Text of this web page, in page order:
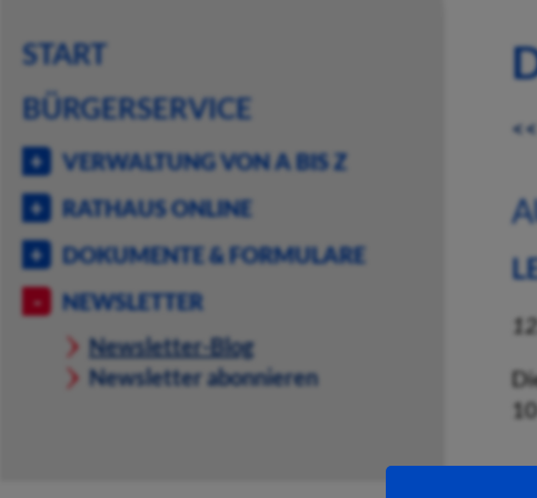
START
BÜRGERSERVICE
VERWALTUNG VON A BIS Z
RATHAUS ONLINE
DOKUMENTE & FORMULARE
NEWSLETTER
Newsletter-Blog
Newsletter abonnieren